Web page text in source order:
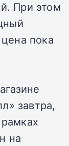
При этом
пока
завтра,
на